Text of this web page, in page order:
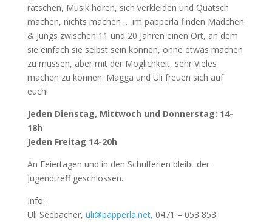
ratschen, Musik hören, sich verkleiden und Quatsch
machen, nichts machen … im papperla finden Mädchen
& Jungs zwischen 11 und 20 Jahren einen Ort, an dem
sie einfach sie selbst sein können, ohne etwas machen
zu müssen, aber mit der Möglichkeit, sehr Vieles
machen zu können. Magga und Uli freuen sich auf
euch!
Jeden Dienstag, Mittwoch und Donnerstag: 14-
18h
Jeden Freitag 14-20h
An Feiertagen und in den Schulferien bleibt der
Jugendtreff geschlossen.
Info:
Uli Seebacher, uli@papperla.net, 0471 – 053 853